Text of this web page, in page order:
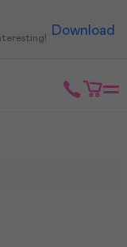
Download